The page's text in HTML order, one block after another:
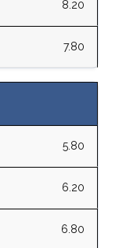
8.20
7.80
5.80
6.20
6.80